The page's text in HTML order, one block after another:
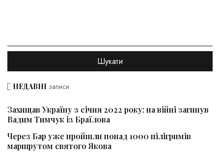
НЕДАВНІ записи
Захищав Україну з січня 2022 року: на війні загинув
Вадим Тимчук із Браїлова
Через Бар уже пройшли понад 1000 пілігримів
маршрутом святого Якова